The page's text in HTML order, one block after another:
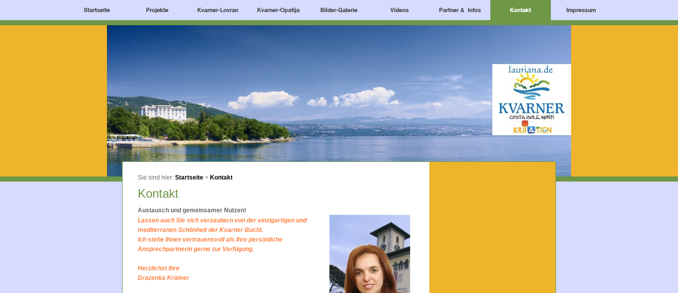
Sie sind hier: Startseite > Kontakt
Kontakt
Austausch und gemeinsamer Nutzen!
Lassen auch Sie sich verzaubern von der einzigartigen und
mediterranen Schönheit der Kvarner Bucht.
Ich stehe Ihnen vertrauensvoll als Ihre persönliche
Ansprechpartnerin gerne zur Verfügung.
Herzlichst Ihre
Drazenka Krämer